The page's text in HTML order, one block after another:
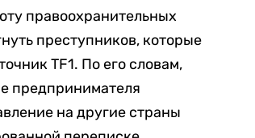
правоохранительных
преступников, которые
TF1. По его словам,
предпринимателя
на другие страны